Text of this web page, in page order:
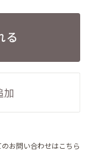
お問い合わせはこちら